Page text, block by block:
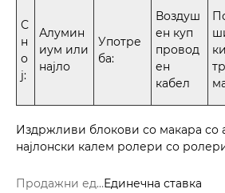
С
н
о
ј:
Алумин
иум или
најло
Употре
ба:
Воздуш
ен куп
провод
ен
кабел
ки
Издржливи блокови со макара со
најлонски калем ролери со
Продажни единици:Единечна ставка